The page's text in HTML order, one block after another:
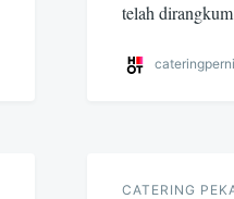
telah
CATERING